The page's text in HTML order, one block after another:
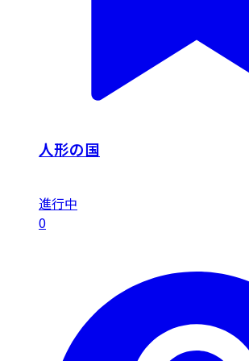
人形の国
進行中
0